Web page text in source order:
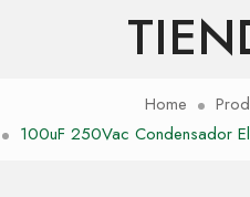
Home
100uF 250Vac Condensador